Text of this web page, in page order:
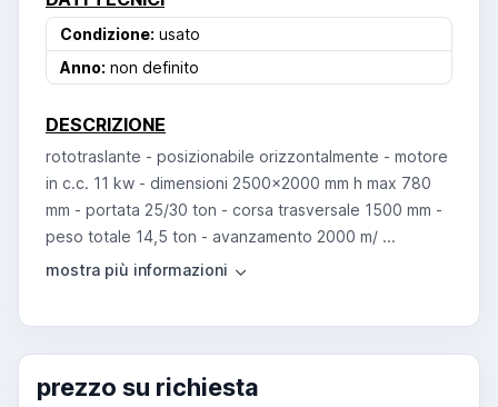
Condizione: usato
Anno: non definito
DESCRIZIONE
rototraslante - posizionabile orizzontalmente - motore
in c.c. 11 kw - dimensioni 2500x2000 mm h max 780
mm - portata 25/30 ton - corsa trasversale 1500 mm -
peso totale 14,5 ton - avanzamento 2000 m/ ...
prezzo su richiesta